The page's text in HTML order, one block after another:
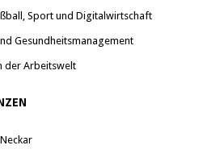
Sport und Digitalwirtschaft
Gesundheitsmanagement
der Arbeitswelt